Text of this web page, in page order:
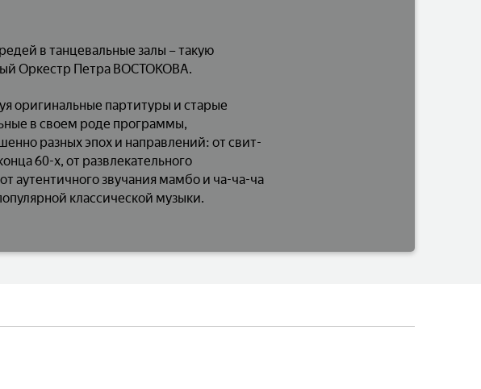
в танцевальные залы – такую
Оркестр Петра ВОСТОКОВА.
оригинальные партитуры и старые
в своем роде программы,
разных эпох и направлений: от свит-
60-х, от развлекательного
аутентичного звучания мамбо и ча-ча-ча
классической музыки.